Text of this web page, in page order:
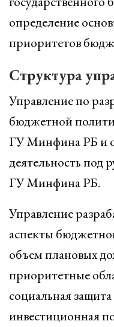
определение
приоритетов
Структура
Управление по
бюджетной
ГУ Минфина РБ и
деятельность под
ГУ Минфина РБ.
Управление
аспекты
объем плановых
приоритетные
социальная
инвестиционная